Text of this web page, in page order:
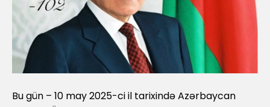
Bu gün – 10 may 2025-ci il tarixində Azərbaycan